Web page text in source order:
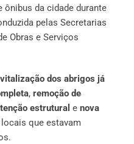
da cidade durante
pelas Secretarias
Obras e Serviços
dos abrigos já
, remoção de
estrutural e nova
que estavam